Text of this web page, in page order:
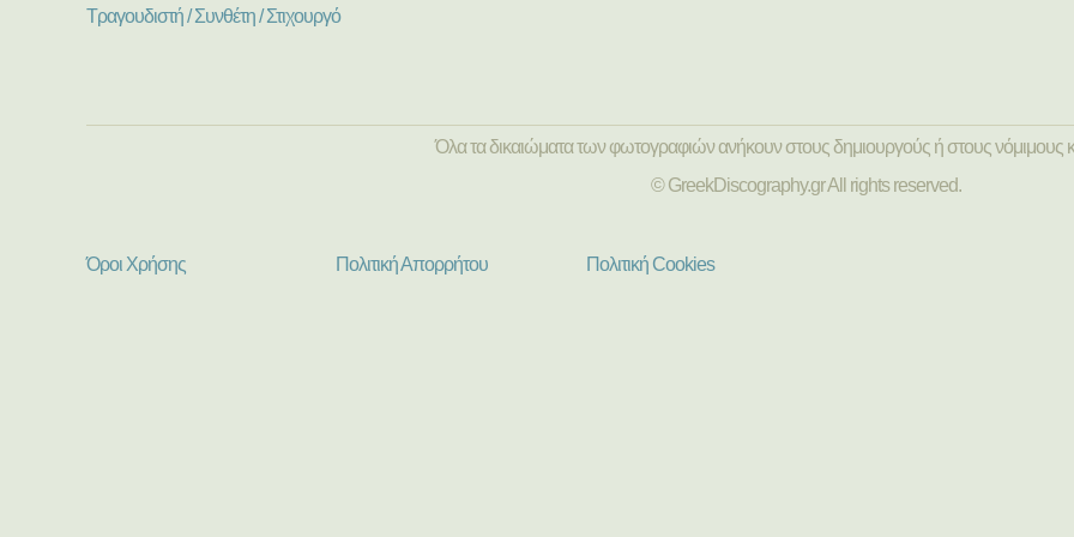
Τραγουδιστή / Συνθέτη / Στιχουργό
Όλα τα δικαιώματα των φωτογραφιών ανήκουν στους δημιουργούς ή στους νόμιμους
© GreekDiscography.gr All rights reserved.
Όροι Χρήσης Πολιτική Απορρήτου Πολιτική Cookies